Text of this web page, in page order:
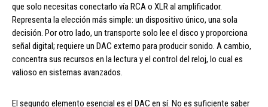
que solo necesitas conectarlo vía RCA o XLR al amplificador.
Representa la elección más simple: un dispositivo único, una sola
decisión. Por otro lado, un transporte solo lee el disco y proporciona
señal digital; requiere un DAC externo para producir sonido. A cambio,
concentra sus recursos en la lectura y el control del reloj, lo cual es
valioso en sistemas avanzados.
El segundo elemento esencial es el DAC en sí. No es suficiente saber